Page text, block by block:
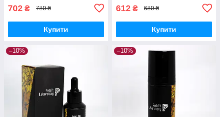
702 ₴ 780 ₴
Купити
612 ₴ 680 ₴
Купити
–10% –10%